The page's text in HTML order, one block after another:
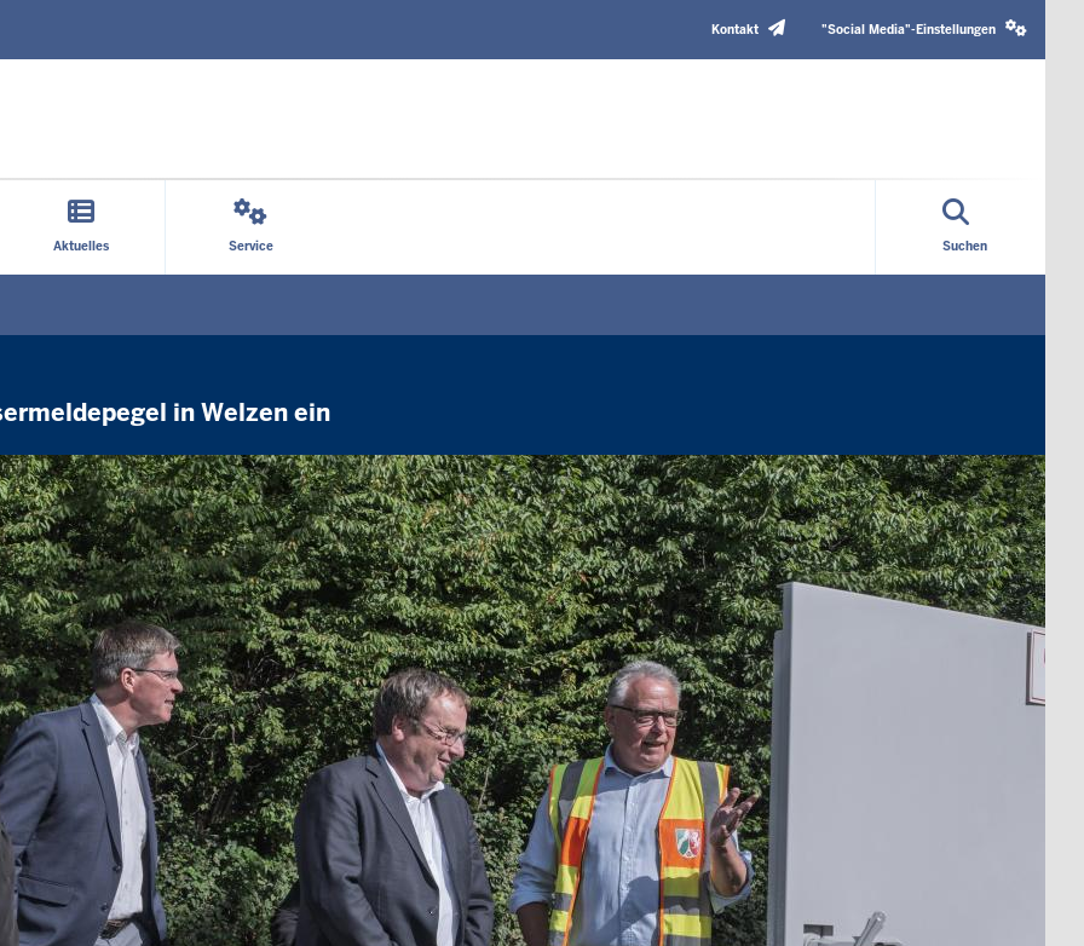
TopKontakt
media
"Social Media"-Einstellungen
Aktuelles Service Suchen
in Welzen ein